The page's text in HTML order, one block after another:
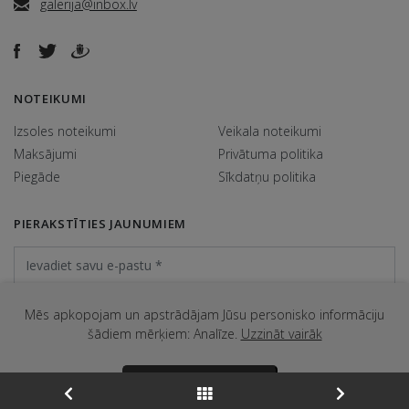
galerija@inbox.lv
NOTEIKUMI
Izsoles noteikumi
Maksājumi
Piegāde
Veikala noteikumi
Privātuma politika
Sīkdatņu politika
PIERAKSTĪTIES JAUNUMIEM
@ Galerija Jēkabs 2026. Visas tiesības aizsargātas.
Mēs apkopojam un apstrādājam Jūsu personisko informāciju
šādiem mērķiem: Analīze. Uzzināt vairāk